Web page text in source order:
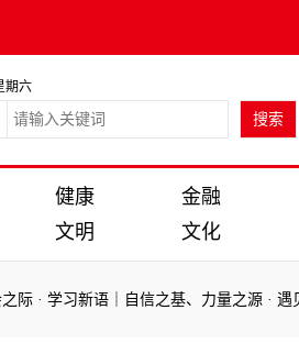
期六
健康 金融
文明 文化
·学习新语｜自信之基、力量之源·遇见